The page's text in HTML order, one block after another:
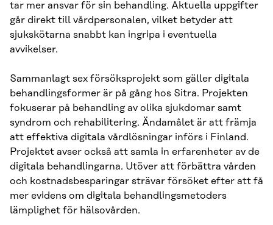
tar mer ansvar för sin behandling. Aktuella uppgifter
går direkt till vårdpersonalen, vilket betyder att
sjukskötarna snabbt kan ingripa i eventuella
avvikelser.
Sammanlagt sex försöksprojekt som gäller digitala
behandlingsformer är på gång hos Sitra. Projekten
fokuserar på behandling av olika sjukdomar samt
syndrom och rehabilitering. Ändamålet är att främja
att effektiva digitala vårdlösningar införs i Finland.
Projektet avser också att samla in erfarenheter av de
digitala behandlingarna. Utöver att förbättra vården
och kostnadsbesparingar strävar försöket efter att få
mer evidens om digitala behandlingsmetoders
lämplighet för hälsovården.